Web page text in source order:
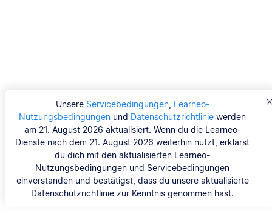
Unsere Servicebedingungen, Learneo-
Nutzungsbedingungen und Datenschutzrichtlinie werden
am 21. August 2026 aktualisiert. Wenn du die Learneo-
Dienste nach dem 21. August 2026 weiterhin nutzt, erklärst
du dich mit den aktualisierten Learneo-
Nutzungsbedingungen und Servicebedingungen
einverstanden und bestätigst, dass du unsere aktualisierte
Datenschutzrichtlinie zur Kenntnis genommen hast.